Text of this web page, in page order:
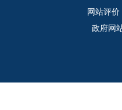
网站评价
政府网